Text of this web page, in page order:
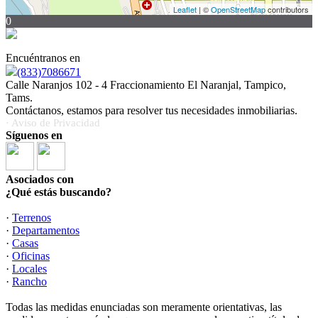
Leaflet | ©OpenStreetMapcontributors
0
Encuéntranos en
(833)7086671
Calle Naranjos 102 - 4 Fraccionamiento El Naranjal, Tampico,
Tams.
Contáctanos, estamos para resolver tus necesidades inmobiliarias.
· Aviso de Privacidad
Síguenos en
Asociados con
¿Qué estás buscando?
· Terrenos
· Departamentos
· Casas
· Oficinas
· Locales
· Rancho
Todas las medidas enunciadas son meramente orientativas, las